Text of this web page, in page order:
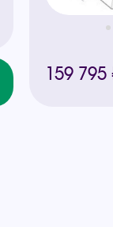
159 795